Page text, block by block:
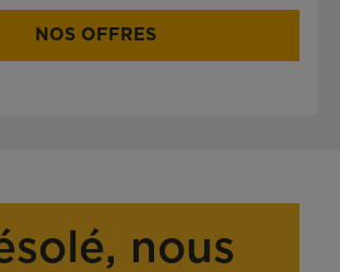
NOS OFFRES
nous